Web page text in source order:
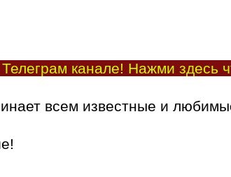
канале! Нажми здесь
всем известные и